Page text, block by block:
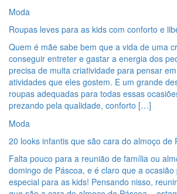
Moda
Roupas leves para as kids com conforto e
Quem é mãe sabe bem que a vida de uma
conseguir entreter e gastar a energia dos
precisa de muita criatividade para pensar
atividades que eles gostem. E um grande
roupas adequadas para todas essas
prezando pela qualidade, conforto […]
Moda
20 looks infantis que são cara do almoço de
Falta pouco para a reunião de família ou
domingo de Páscoa, e é claro que a
especial para as kids! Pensando nisso,